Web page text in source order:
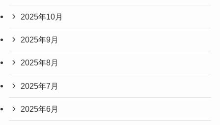
2025年10月
2025年9月
2025年8月
2025年7月
2025年6月